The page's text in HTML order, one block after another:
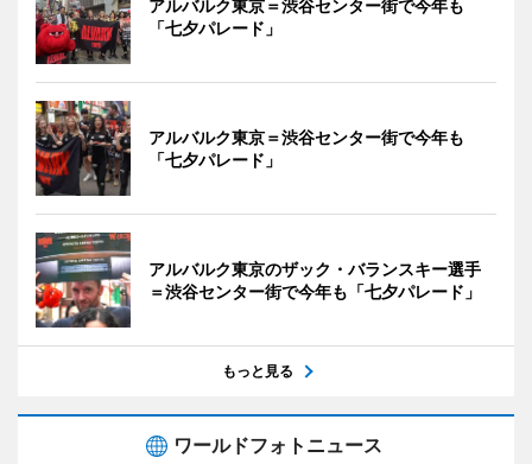
アルバルク東京＝渋谷センター街で今年も
「七夕パレード」
アルバルク東京＝渋谷センター街で今年も
「七夕パレード」
アルバルク東京のザック・バランスキー選手
＝渋谷センター街で今年も「七夕パレード」
もっと見る
ワールドフォトニュース